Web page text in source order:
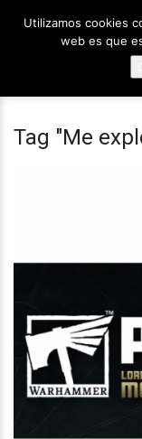
Tag "Me
Utilizamos cookies
web es que